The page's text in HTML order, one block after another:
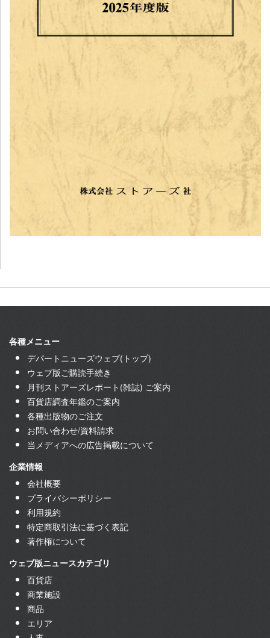
各種メニュー
デパートニューズウェブ(トップ)
ウェブ版ご購読手続き
月刊ストアーズレポート(雑誌) ご案内
百貨店調査年鑑のご案内
各種出版物のご注文
お問い合わせ/資料請求
当メディアへの広告掲載について
企業情報
会社概要
プライバシーポリシー
利用規約
特定商取引法に基づく表記
著作権について
ウェブ版ニュースカテゴリ
百貨店
商業施設
商品
エリア